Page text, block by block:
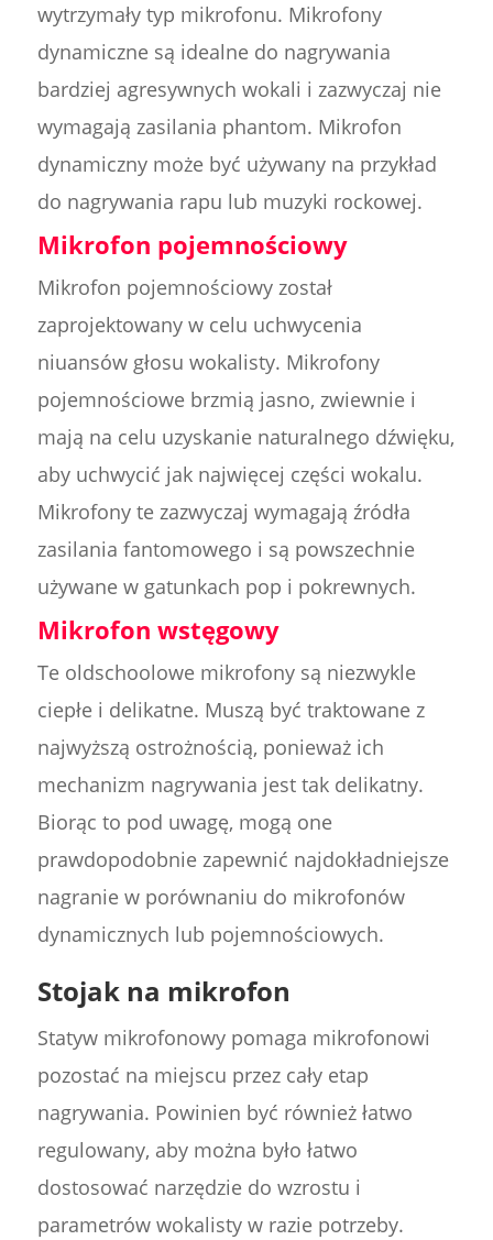
wytrzymały typ mikrofonu. Mikrofony
dynamiczne są idealne do nagrywania
bardziej agresywnych wokali i zazwyczaj nie
wymagają zasilania phantom. Mikrofon
dynamiczny może być używany na przykład
do nagrywania rapu lub muzyki rockowej.
Mikrofon pojemnościowy
Mikrofon pojemnościowy został
zaprojektowany w celu uchwycenia
niuansów głosu wokalisty. Mikrofony
pojemnościowe brzmią jasno, zwiewnie i
mają na celu uzyskanie naturalnego dźwięku,
aby uchwycić jak najwięcej części wokalu.
Mikrofony te zazwyczaj wymagają źródła
zasilania fantomowego i są powszechnie
używane w gatunkach pop i pokrewnych.
Mikrofon wstęgowy
Te oldschoolowe mikrofony są niezwykle
ciepłe i delikatne. Muszą być traktowane z
najwyższą ostrożnością, ponieważ ich
mechanizm nagrywania jest tak delikatny.
Biorąc to pod uwagę, mogą one
prawdopodobnie zapewnić najdokładniejsze
nagranie w porównaniu do mikrofonów
dynamicznych lub pojemnościowych.
Stojak na mikrofon
Statyw mikrofonowy pomaga mikrofonowi
pozostać na miejscu przez cały etap
nagrywania. Powinien być również łatwo
regulowany, aby można było łatwo
dostosować narzędzie do wzrostu i
parametrów wokalisty w razie potrzeby.